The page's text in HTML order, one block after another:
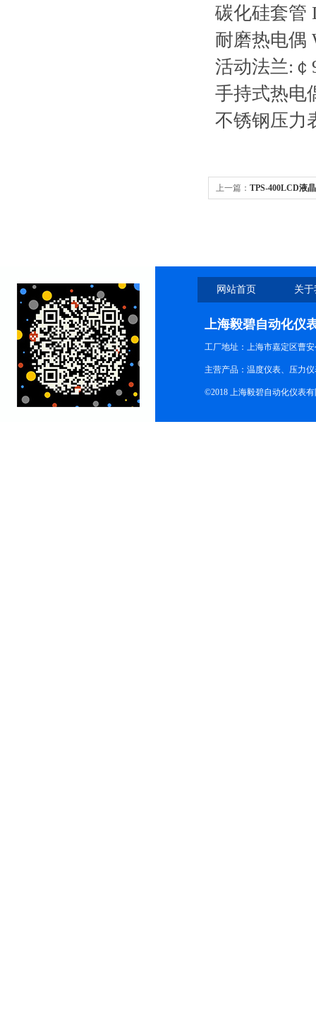
碳化硅套管
耐磨热电偶
活动法兰:
手持式热电
不锈钢压力
上一篇： TPS-400LCD液
网站首页 关
上海毅碧自动化仪
工厂地址：上海市嘉定区曹安
主营产品：温度仪表、压力
©2018 上海毅碧自动化仪表